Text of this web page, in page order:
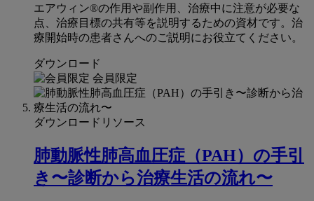
エアウィン®の作用や副作用、治療中に注意が必要な
点、治療目標の共有等を説明するための資材です。治
療開始時の患者さんへのご説明にお役立てください。
ダウンロード
会員限定
ダウンロードリソース
肺動脈性肺⾼⾎圧症（PAH）の⼿引
き〜診断から治療⽣活の流れ〜